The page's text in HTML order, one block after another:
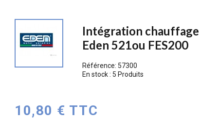
Intégration chauffage
Eden 521ou FES200
Référence: 57300
En stock : 5 Produits
10,80 € TTC